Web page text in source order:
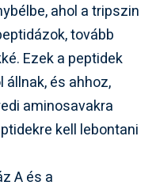
ahol a tripszin
tovább
Ezek a peptidek
és ahhoz,
aminosavakra
kell lebontani
A és a